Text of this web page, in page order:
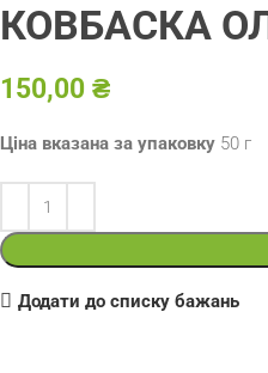
КОВБАСКА
₴
Ціна вказана за упаковку 50 г
Додати до списку бажань